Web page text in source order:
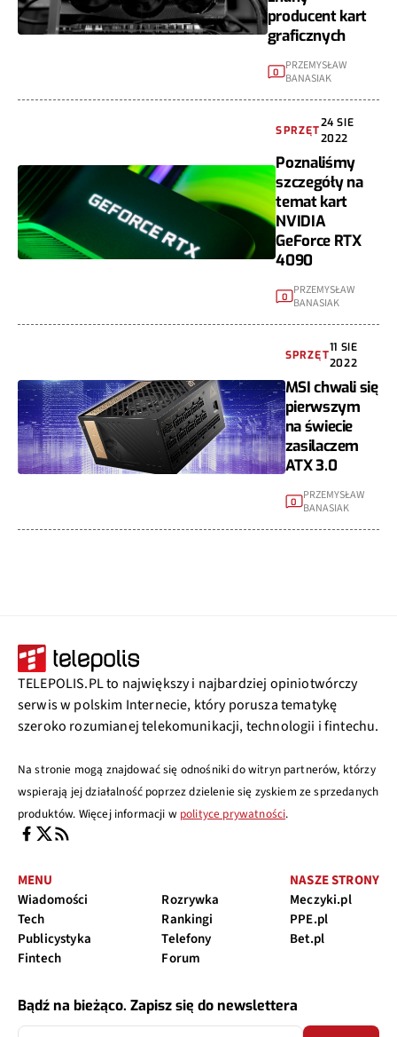
producent kart
graficznych
0
PRZEMYSŁAW
BANASIAK
SPRZĘT
24 SIE
2022
Poznaliśmy
szczegóły na
temat kart
NVIDIA
GeForce RTX
4090
0
PRZEMYSŁAW
BANASIAK
SPRZĘT
11 SIE
2022
MSI chwali się
pierwszym
na świecie
zasilaczem
ATX 3.0
0 PRZEMYSŁAW
BANASIAK
TELEPOLIS.PL to największy i najbardziej opiniotwórczy
serwis w polskim Internecie, który porusza tematykę
szeroko rozumianej telekomunikacji, technologii i fintechu.
Na stronie mogą znajdować się odnośniki do witryn partnerów, którzy
wspierają jej działalność poprzez dzielenie się zyskiem ze sprzedanych
produktów. Więcej informacji w polityce prywatności.
MENU
Wiadomości
Tech
Publicystyka
Fintech
Rozrywka
Rankingi
Telefony
Forum
NASZE STRONY
Meczyki.pl
PPE.pl
Bet.pl
Bądź na bieżąco. Zapisz się do newslettera